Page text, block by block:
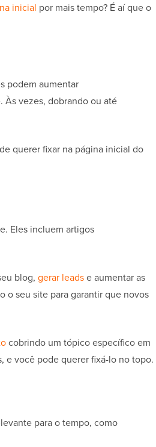
inicial por mais tempo? É aí que o
podem aumentar
vezes, dobrando ou até
querer fixar na página inicial do
Eles incluem artigos
blog, gerar leadse aumentar as
o seu site para garantir que novos
cobrindo um tópico específico em
e você pode querer fixá-lo no topo.
para o tempo, como